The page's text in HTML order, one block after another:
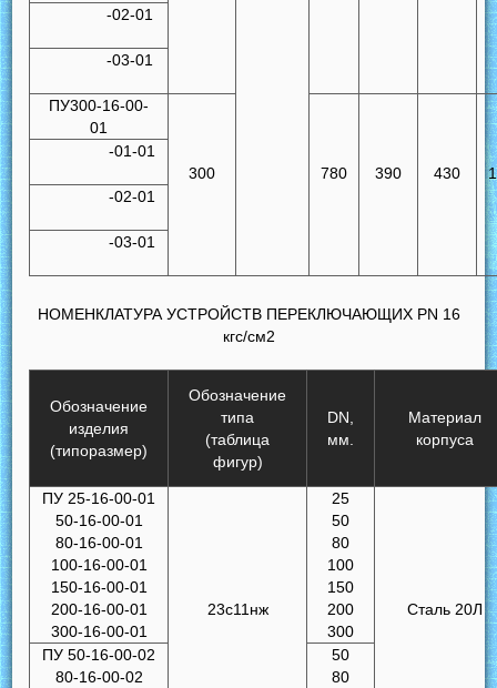
-02-01
-03-01
ПУ300-16-00-
01
300 780 390 430
-01-01
-02-01
-03-01
НОМЕНКЛАТУРА УСТРОЙСТВ ПЕРЕКЛЮЧАЮЩИХ PN 16
кгс/см2
Обозначение
изделия
(типоразмер)
Обозначение
типа
(таблица
фигур)
DN,
мм.
Материал
корпуса
ПУ 25-16-00-01
50-16-00-01
80-16-00-01
100-16-00-01
150-16-00-01
200-16-00-01
300-16-00-01
23с11нж
25
50
80
100
150
200
300
Сталь 20Л
ПУ 50-16-00-02
80-16-00-02
50
80